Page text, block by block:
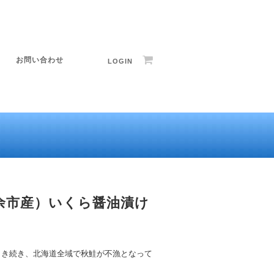
お問い合わせ LOGIN
市産）いくら醤油漬け
続き、北海道全域で秋鮭が不漁となって